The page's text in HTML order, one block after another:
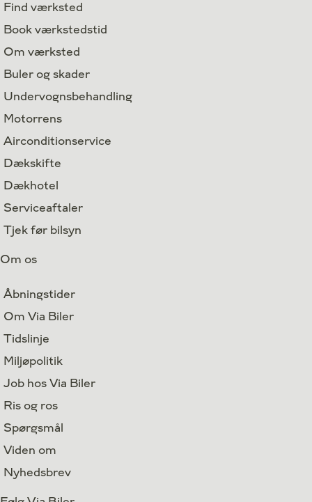
Find værksted
Book værkstedstid
Om værksted
Buler og skader
Undervognsbehandling
Motorrens
Airconditionservice
Dækskifte
Dækhotel
Serviceaftaler
Tjek før bilsyn
Om os
Åbningstider
Om Via Biler
Tidslinje
Miljøpolitik
Job hos Via Biler
Ris og ros
Spørgsmål
Viden om
Nyhedsbrev